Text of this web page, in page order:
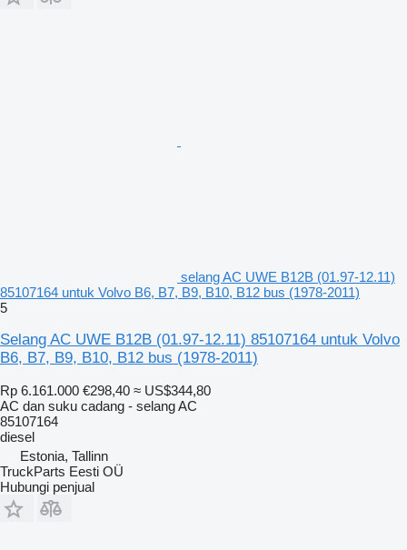
selang AC UWE B12B (01.97-12.11)
85107164 untuk Volvo B6, B7, B9, B10, B12 bus (1978-2011)
5
Selang AC UWE B12B (01.97-12.11) 85107164 untuk Volvo
B6, B7, B9, B10, B12 bus (1978-2011)
Rp 6.161.000 €298,40 ≈ US$344,80
AC dan suku cadang - selang AC
85107164
diesel
Estonia, Tallinn
TruckParts Eesti OÜ
Hubungi penjual